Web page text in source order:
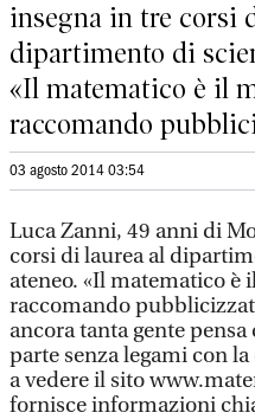
insegna in tre corsi
dipartimento di
«Il matematico è il
raccomando
03 agosto 2014 03:54
Luca Zanni, 49 anni di
corsi di laurea al
ateneo. «Il matematico è
raccomando
ancora tanta gente
parte senza legami con
a vedere il sito
fornisce informazioni